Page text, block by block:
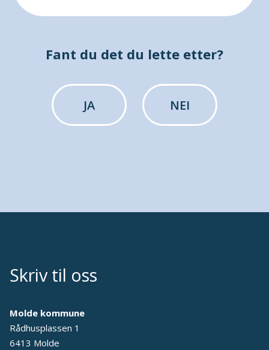
Fant du det du lette etter?
JA NEI
Skriv til oss
Molde kommune
Rådhusplassen 1
6413 Molde